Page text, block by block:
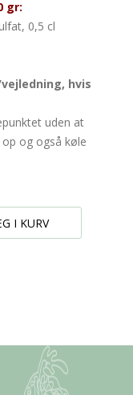
gr:
0,5 cl
hvis
uden at
og også køle
I KURV